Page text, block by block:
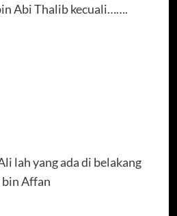
Abi Thalib kecuali…….
lah yang ada di belakang
Affan